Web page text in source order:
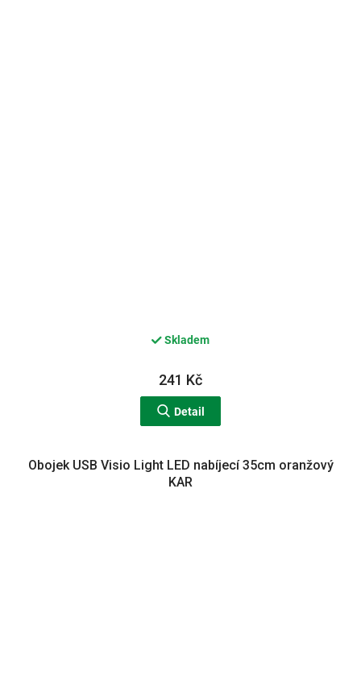
Skladem
241 Kč
Detail
Obojek USB Visio Light LED nabíjecí 35cm oranžový
KAR